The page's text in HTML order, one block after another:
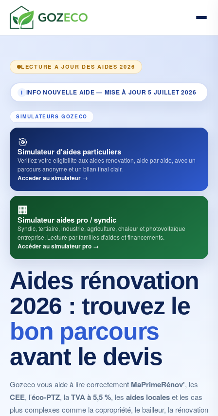
LECTURE À JOUR DES AIDES 2026
I INFO NOUVELLE AIDE — MISE À JOUR 5 JUILLET 2026
SIMULATEURS GOZECO
🎯
Simulateur d'aides particuliers
Verifiez votre eligibilite aux aides renovation, aide par aide, avec un
parcours anonyme et un bilan final clair.
Acceder au simulateur →
🏢
Simulateur aides pro / syndic
Syndic, tertiaire, industrie, agriculture, chaleur et photovoltaïque
entreprise. Lecture par familles d'aides et financements.
Accéder au simulateur pro →
Aides rénovation
2026 : trouvez le
bon parcours
avant le devis
Gozeco vous aide à lire correctement MaPrimeRénov', les
CEE, l’éco-PTZ, laTVA à 5,5 %, les aides localeset les cas
plus complexes comme la copropriété, le bailleur, la rénovation